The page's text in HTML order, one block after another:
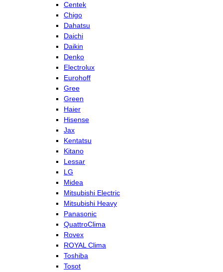
Centek
Chigo
Dahatsu
Daichi
Daikin
Denko
Electrolux
Eurohoff
Gree
Green
Haier
Hisense
Jax
Kentatsu
Kitano
Lessar
LG
Midea
Mitsubishi Electric
Mitsubishi Heavy
Panasonic
QuattroClima
Rovex
ROYAL Clima
Toshiba
Tosot